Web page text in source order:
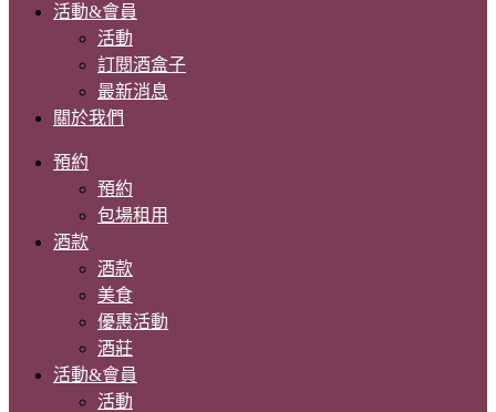
活動&會員
活動
訂閱酒盒子
最新消息
關於我們
預約
預約
包場租用
酒款
酒款
美食
優惠活動
酒莊
活動&會員
活動